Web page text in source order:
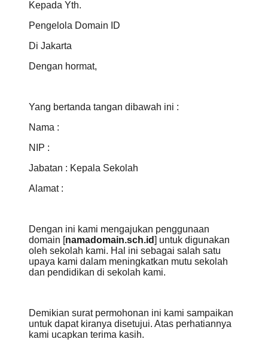
Kepada Yth.
Pengelola Domain ID
Di Jakarta
Dengan hormat,
Yang bertanda tangan dibawah ini :
Nama :
NIP :
Jabatan : Kepala Sekolah
Alamat :
Dengan ini kami mengajukan penggunaan
domain [namadomain.sch.id] untuk digunakan
oleh sekolah kami. Hal ini sebagai salah satu
upaya kami dalam meningkatkan mutu sekolah
dan pendidikan di sekolah kami.
Demikian surat permohonan ini kami sampaikan
untuk dapat kiranya disetujui. Atas perhatiannya
kami ucapkan terima kasih.